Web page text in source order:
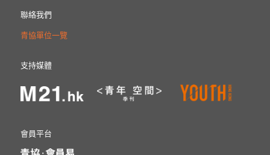
聯絡我們
青協單位一覽
支持媒體
會員平台